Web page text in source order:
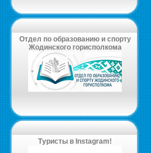
Отдел по образованию и спорту
Жодинского горисполкома
Туристы в Instagram!